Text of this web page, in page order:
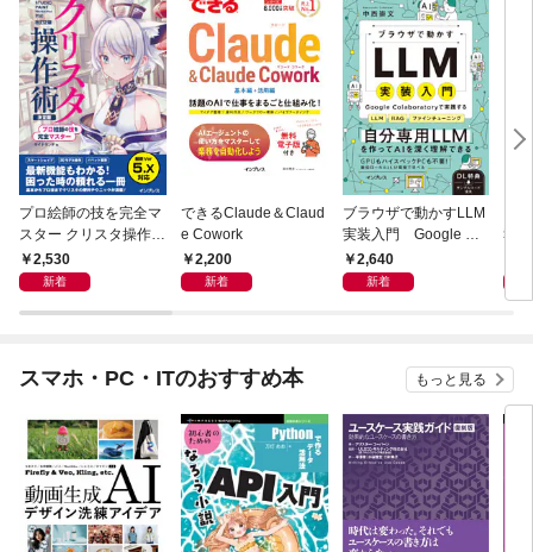
プロ絵師の技を完全マ
スター クリスタ操作術
決定版 改訂2版 CLIP S
TUDIO PAINT PRO/E
2,530
新着
できるClaude＆Claud
e Cowork
2,200
新着
ブラウザで動かすLLM
実装入門 Google Col
aboratoryで実践するL
LM・RAG・ファイン
2,640
新着
報
スマホ・PC・ITのおすすめ本 もっと見る